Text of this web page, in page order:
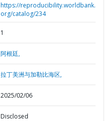
https://reproducibility.worldbank.
org/catalog/234
1
阿根廷,
拉丁美洲与加勒比海区,
2025/02/06
Disclosed